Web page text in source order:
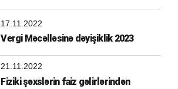
17.11.2022
Vergi Məcəlləsinə dəyişiklik 2023
21.11.2022
Fiziki şəxslərin faiz gəlirlərindən